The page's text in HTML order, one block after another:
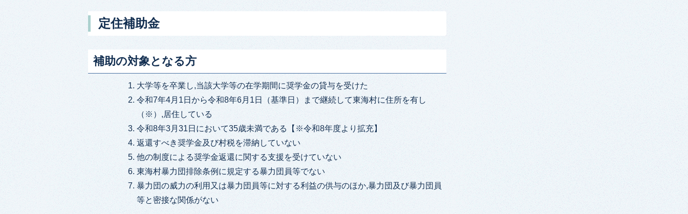
定住補助金
補助の対象となる方
大学等を卒業し,当該大学等の在学期間に奨学金の貸与を受けた
令和7年4月1日から令和8年6月1日（基準日）まで継続して東海村に住所を有し
（※）,居住している
令和8年3月31日において35歳未満である【※令和8年度より拡充】
返還すべき奨学金及び村税を滞納していない
他の制度による奨学金返還に関する支援を受けていない
東海村暴力団排除条例に規定する暴力団員等でない
暴力団の威力の利用又は暴力団員等に対する利益の供与のほか,暴力団及び暴力団員
等と密接な関係がない